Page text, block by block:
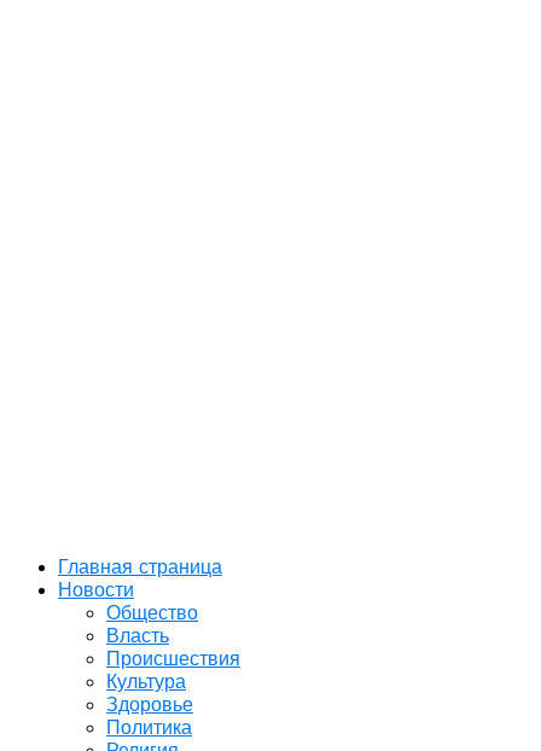
Главная страница
Новости
Общество
Власть
Происшествия
Культура
Здоровье
Политика